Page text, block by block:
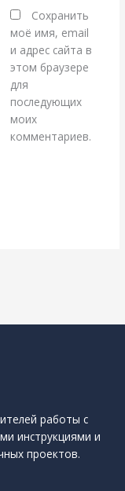
Сохранить
моё имя, email
и адрес сайта в
этом браузере
для
последующих
моих
комментариев.
работы с
инструкциями и
проектов.